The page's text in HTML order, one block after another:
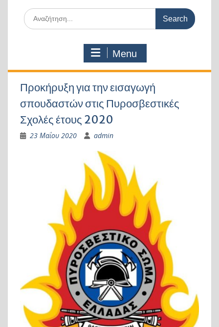
Search
for:
Menu
Προκήρυξη για την εισαγωγή
σπουδαστών στις Πυροσβεστικές
Σχολές έτους 2020
23 Μαΐου 2020 admin